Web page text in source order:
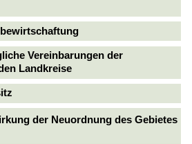
Vereinbarungen der
Landkreise
der Neuordnung des Gebietes